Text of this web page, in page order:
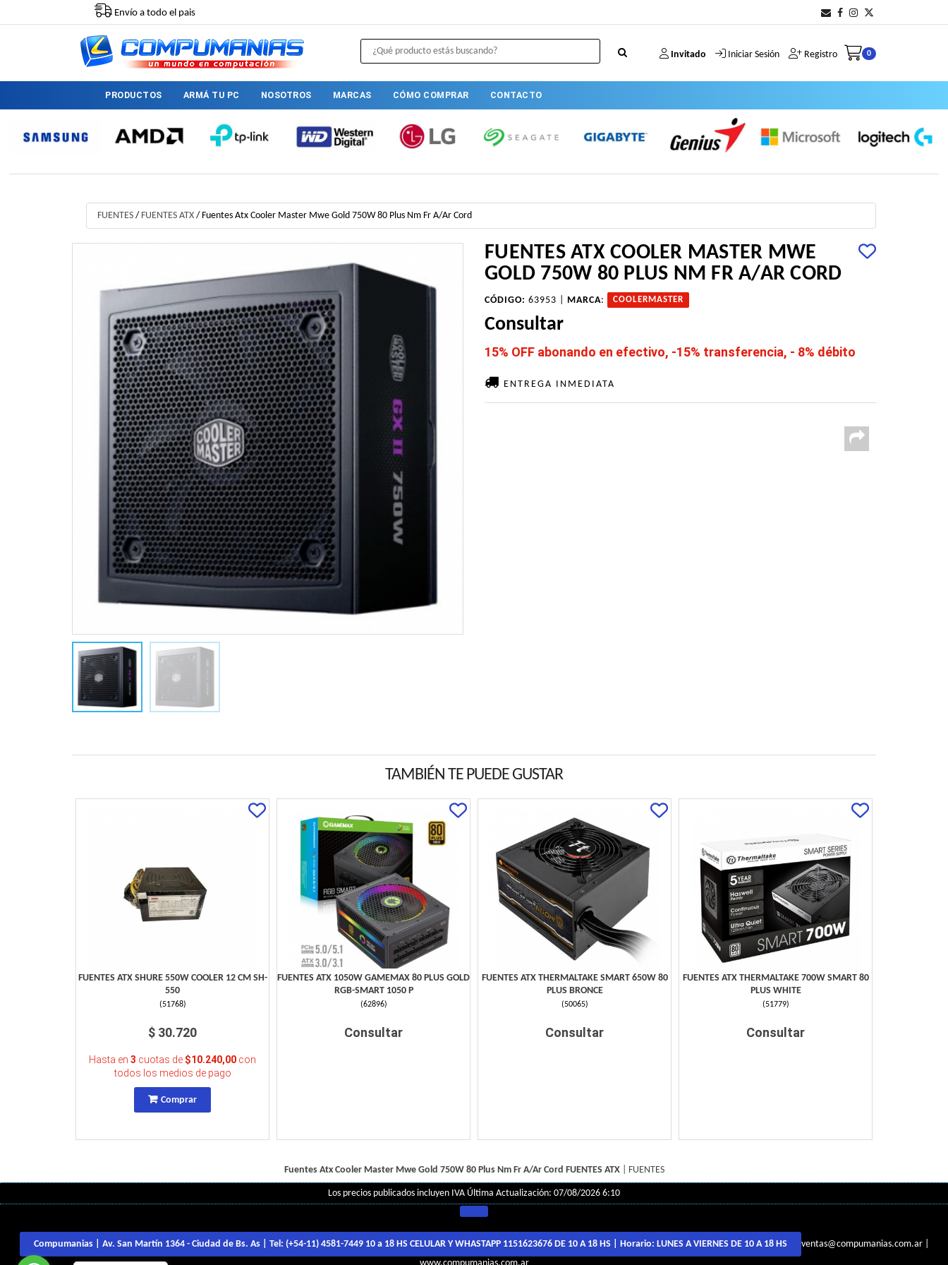
Invitado Iniciar Sesión Registro 0
PRODUCTOS ARMÁ TU PC NOSOTROS MARCAS CÓMO COMPRAR CONTACTO
Envío a todo el pais
FUENTES / FUENTES ATX / Fuentes Atx Cooler Master Mwe Gold 750W 80 Plus Nm Fr A/Ar Cord
FUENTES ATX COOLER MASTER MWE
GOLD 750W 80 PLUS NM FR A/AR CORD
CÓDIGO: 63953 | MARCA: COOLERMASTER
Consultar
15% OFF abonando en efectivo, -15% transferencia, - 8% débito
ENTREGA INMEDIATA
TAMBIÉN TE PUEDE GUSTAR
FUENTES ATX SHURE 550W COOLER 12 CM SH-
550
(51768)
$ 30.720
Hasta en 3 cuotas de $10.240,00 con
todos los medios de pago
Comprar
FUENTES ATX 1050W GAMEMAX 80 PLUS GOLD
RGB-SMART 1050 P
(62896)
Consultar
FUENTES ATX THERMALTAKE SMART 650W 80
PLUS BRONCE
(50065)
Consultar
FUENTES ATX THERMALTAKE 700W SMART 80
PLUS WHITE
(51779)
Consultar
Fuentes Atx Cooler Master Mwe Gold 750W 80 Plus Nm Fr A/Ar Cord FUENTES ATX| FUENTES
Los precios publicados incluyen IVA Última Actualización: 07/08/2026 6:10
Compumanias | Av. San Martín 1364 - Ciudad de Bs. As | Tel: (+54-11) 4581-7449 10 a 18 HS CELULAR Y WHASTAPP 1151623676 DE 10 A 18 HS | Horario: LUNES A VIERNES DE 10 A 18 HS ventas@compumanias.com.ar|